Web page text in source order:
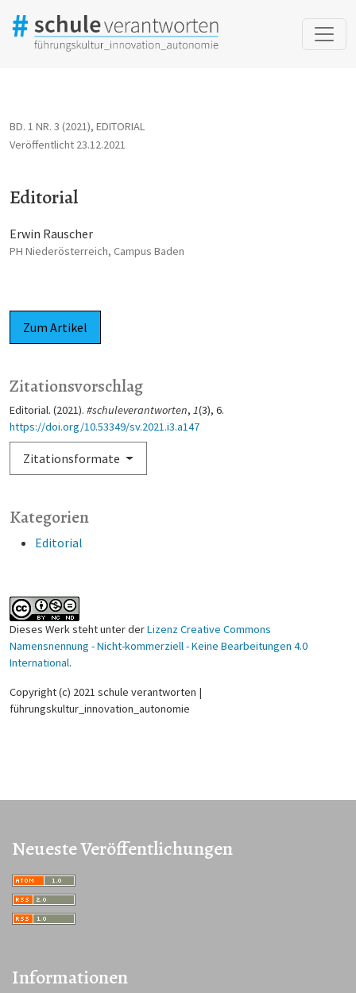
BD. 1 NR. 3 (2021), EDITORIAL
Editorial
Veröffentlicht 23.12.2021
Erwin Rauscher
PH Niederösterreich, Campus Baden
Zum Artikel
Kategorien
Editorial
Zitationsvorschlag
Editorial. (2021). #schuleverantworten, 1(3), 6.
https://doi.org/10.53349/sv.2021.i3.a147
Zitationsformate
Dieses Werk steht unter derLizenz Creative Commons
Namensnennung - Nicht-kommerziell - Keine Bearbeitungen 4.0
International.
Copyright (c) 2021 schule verantworten |
führungskultur_innovation_autonomie
Neueste Veröffentlichungen
Informationen